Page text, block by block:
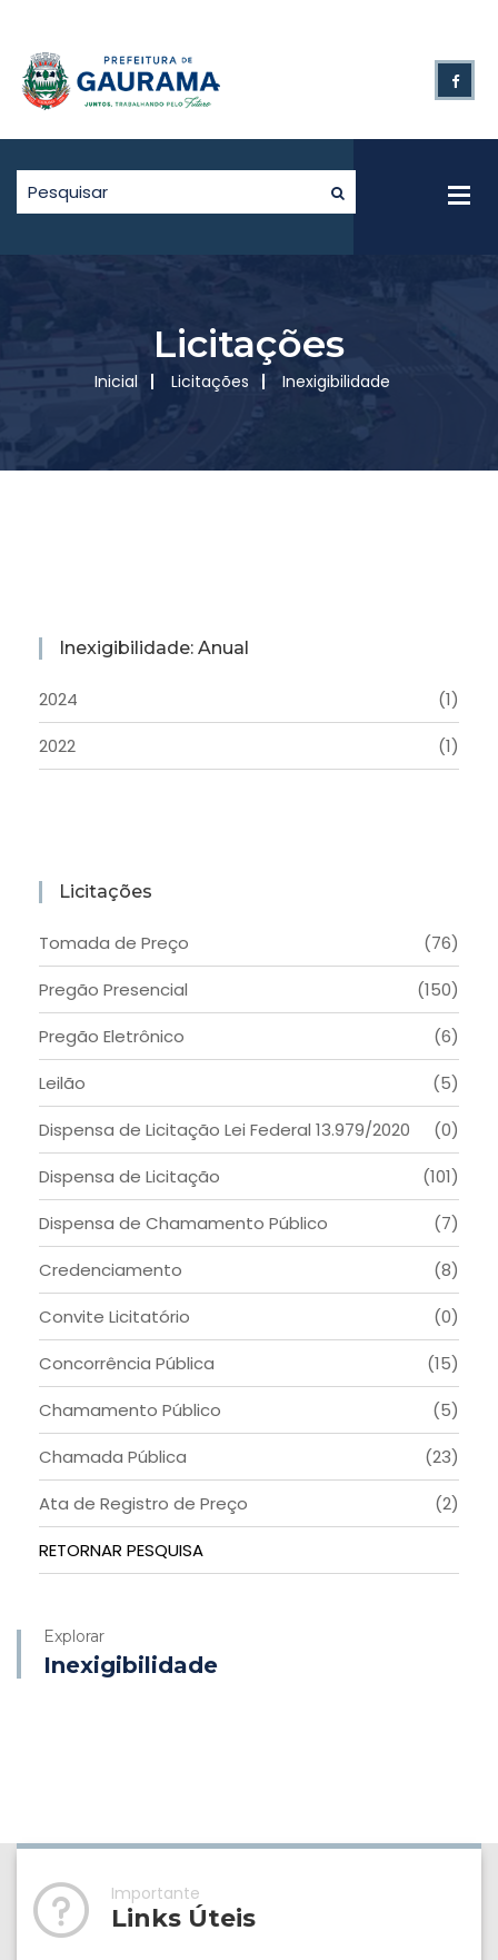
Licitações
Inicial Licitações Inexigibilidade
Inexigibilidade: Anual
2024
(1)
2022
(1)
Licitações
Tomada de Preço
(76)
Pregão Presencial
(150)
Pregão Eletrônico
(6)
Leilão
(5)
Dispensa de Licitação Lei Federal 13.979/2020
(0)
Dispensa de Licitação
(101)
Dispensa de Chamamento Público
(7)
Credenciamento
(8)
Convite Licitatório
(0)
Concorrência Pública
(15)
Chamamento Público
(5)
Chamada Pública
(23)
Ata de Registro de Preço
(2)
RETORNAR PESQUISA
Explorar
Inexigibilidade
Importante
Links Úteis